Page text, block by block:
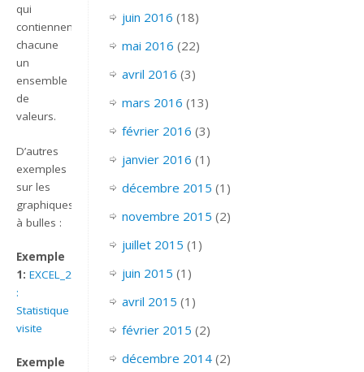
qui
contiennent
chacune
un
ensemble
de
valeurs.
D’autres
exemples
sur les
graphiques
à bulles :
Exemple
1: EXCEL_2007_GRAPHIQUE_A_BULLES_EX_I
:
Statistique
visite
Exemple
juin 2016 (18)
mai 2016 (22)
avril 2016 (3)
mars 2016 (13)
février 2016 (3)
janvier 2016 (1)
décembre 2015 (1)
novembre 2015 (2)
juillet 2015 (1)
juin 2015 (1)
avril 2015 (1)
février 2015 (2)
décembre 2014(2)